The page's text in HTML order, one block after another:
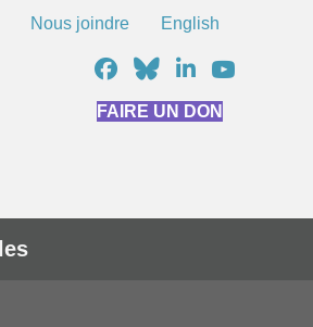
Nous joindre English
FAIRE UN DON